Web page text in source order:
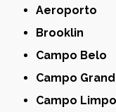
Aeroporto
Brooklin
Campo Belo
Campo
Campo Limpo